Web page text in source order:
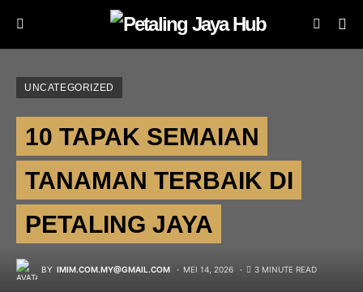
UNCATEGORIZED
10 TAPAK SEMAIAN
TANAMAN TERBAIK DI
PETALING JAYA
BY IMIM.COM.MY@GMAIL.COM MEI 14, 2026 3 MINUTE READ